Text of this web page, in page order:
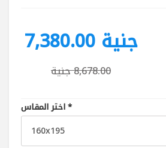
7,380.00 جنية
8,678.00 جنية
*